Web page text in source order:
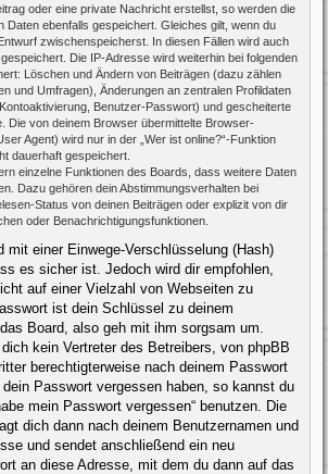
oder eine private Nachricht erstellst, so werden die
Daten ebenfalls gespeichert. Gleiches gilt, wenn du
zwischenspeicherst. In diesen Fällen wird auch
Die IP-Adresse wird weiterhin bei folgenden
Löschen und Ändern von Beiträgen (dazu zählen
und Umfragen), Änderungen an zentralen Profildaten
Benutzer-Passwort) und gescheiterte
Die von deinem Browser übermittelte Browser-
Agent) wird nur in der „Wer ist online?“-Funktion
dauerhaft gespeichert.
einzelne Funktionen des Boards, dass weitere Daten
Dazu gehören dein Abstimmungsverhalten bei
Status von deinen Beiträgen oder explizit von dir
oder Benachrichtigungsfunktionen.
mit einer Einwege-Verschlüsselung (Hash)
es sicher ist. Jedoch wird dir empfohlen,
auf einer Vielzahl von Webseiten zu
ist dein Schlüssel zu deinem
Board, also geh mit ihm sorgsam um.
dich kein Vertreter des Betreibers, von phpBB
berechtigterweise nach deinem Passwort
Passwort vergessen haben, so kannst du
mein Passwort vergessen“ benutzen. Die
dich dann nach deinem Benutzernamen und
und sendet anschließend ein neu
an diese Adresse, mit dem du dann auf das